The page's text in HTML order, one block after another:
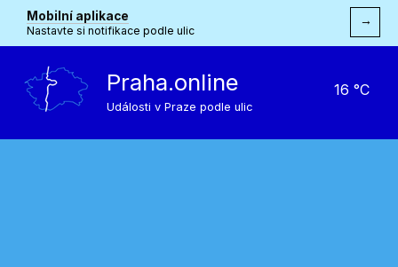
Mobilní aplikace
Nastavte si notifikace podle ulic
→
Praha.online
Události v Praze podle ulic
16 °C